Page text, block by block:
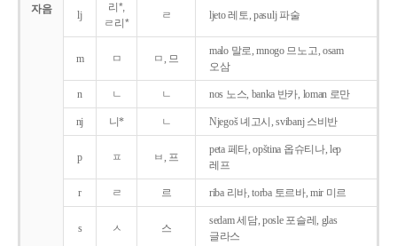
자음 lj
리*,
ㄹ리*
ㄹ ljeto 레토, pasulj 파술
m ㅁ ㅁ, 므
malo 말로, mnogo 므노고, osam
오삼
n ㄴ ㄴ nos 노스, banka 반카, loman 로만
nj 니* ㄴ Njegoš 녜고시, svibanj 스비반
p ㅍ ㅂ, 프
peta 페타, opština 옵슈티나, lep
레프
r ㄹ 르 riba 리바, torba 토르바, mir 미르
s ㅅ 스
sedam 세담, posle 포슬레, glas
글라스